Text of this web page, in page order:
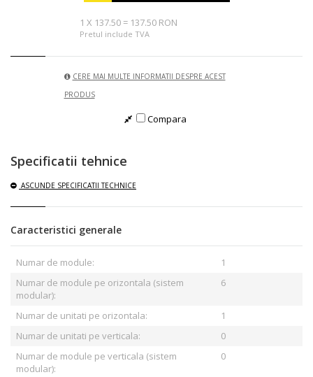
1 X 137.50 = 137.50 RON
Pretul include TVA
CERE MAI MULTE INFORMATII DESPRE ACEST
PRODUS
Compara
Specificatii tehnice
ASCUNDE SPECIFICATII TECHNICE
Caracteristici generale
Numar de module:
1
Numar de module pe orizontala (sistem
modular):
6
Numar de unitati pe orizontala:
1
Numar de unitati pe verticala:
0
Numar de module pe verticala (sistem
modular):
0